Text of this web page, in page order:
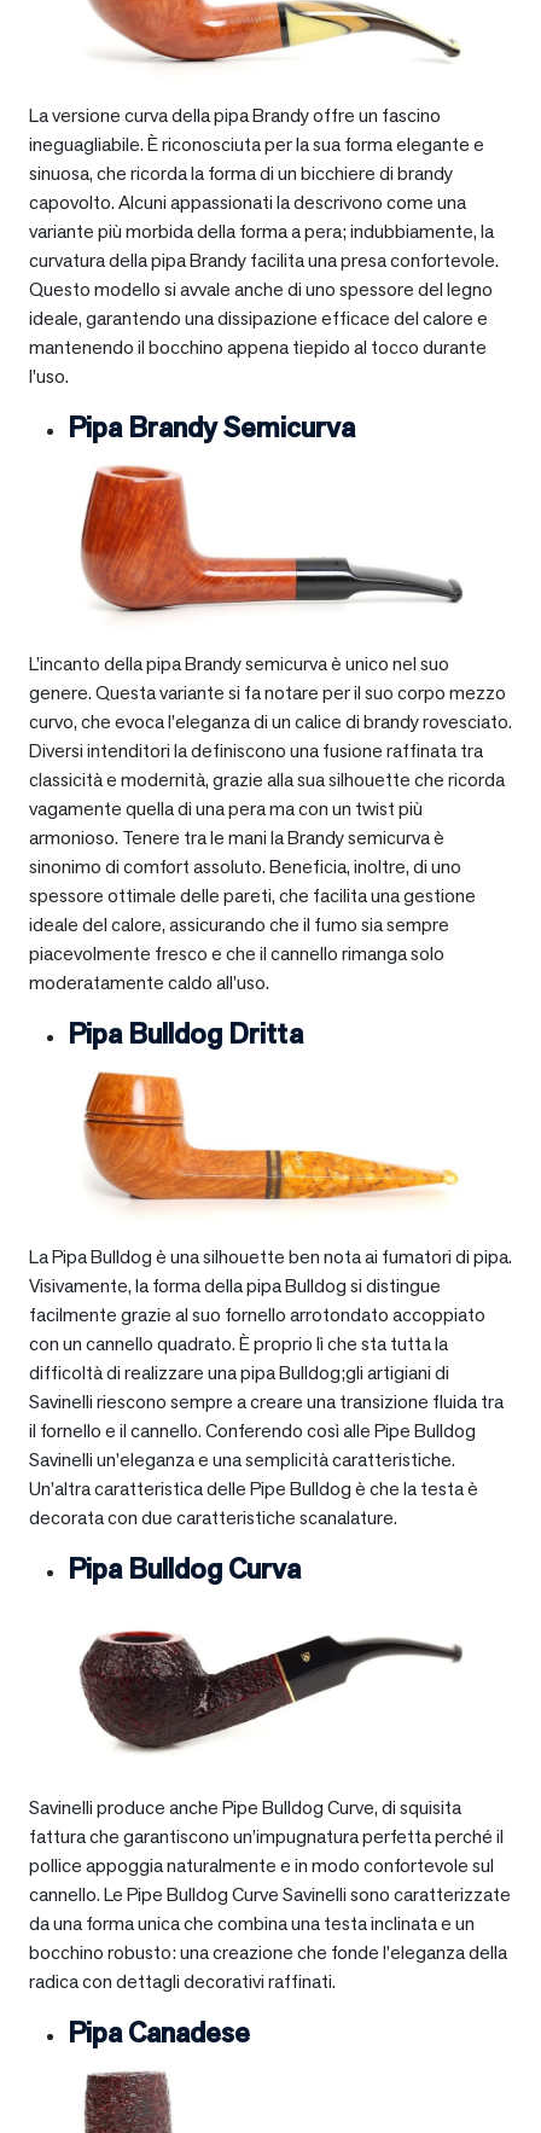
La versione curva della pipa Brandy offre un fascino
ineguagliabile. È riconosciuta per la sua forma elegante e
sinuosa, che ricorda la forma di un bicchiere di brandy
capovolto. Alcuni appassionati la descrivono come una
variante più morbida della forma a pera; indubbiamente, la
curvatura della pipa Brandy facilita una presa confortevole.
Questo modello si avvale anche di uno spessore del legno
ideale, garantendo una dissipazione efficace del calore e
mantenendo il bocchino appena tiepido al tocco durante
l’uso.
Pipa Brandy Semicurva
L’incanto della pipa Brandy semicurva è unico nel suo
genere. Questa variante si fa notare per il suo corpo mezzo
curvo, che evoca l’eleganza di un calice di brandy rovesciato.
Diversi intenditori la definiscono una fusione raffinata tra
classicità e modernità, grazie alla sua silhouette che ricorda
vagamente quella di una pera ma con un twist più
armonioso. Tenere tra le mani la Brandy semicurva è
sinonimo di comfort assoluto. Beneficia, inoltre, di uno
spessore ottimale delle pareti, che facilita una gestione
ideale del calore, assicurando che il fumo sia sempre
piacevolmente fresco e che il cannello rimanga solo
moderatamente caldo all’uso.
Pipa Bulldog Dritta
La Pipa Bulldog è una silhouette ben nota ai fumatori di pipa.
Visivamente, la forma della pipa Bulldog si distingue
facilmente grazie al suo fornello arrotondato accoppiato
con un cannello quadrato. È proprio lì che sta tutta la
difficoltà di realizzare una pipa Bulldog;gli artigiani di
Savinelli riescono sempre a creare una transizione fluida tra
il fornello e il cannello. Conferendo così alle Pipe Bulldog
Savinelli un’eleganza e una semplicità caratteristiche.
Un’altra caratteristica delle Pipe Bulldog è che la testa è
decorata con due caratteristiche scanalature.
Pipa Bulldog Curva
Savinelli produce anche Pipe Bulldog Curve, di squisita
fattura che garantiscono un’impugnatura perfetta perché il
pollice appoggia naturalmente e in modo confortevole sul
cannello. Le Pipe Bulldog Curve Savinelli sono caratterizzate
da una forma unica che combina una testa inclinata e un
bocchino robusto: una creazione che fonde l’eleganza della
radica con dettagli decorativi raffinati.
Pipa Canadese